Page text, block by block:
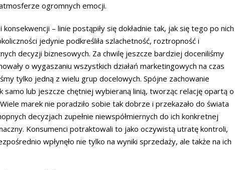
ogromnych emocji.
– linie postąpiły się dokładnie tak, jak się tego po nich
jedynie podkreśliła szlachetność, roztropność i
decyzji biznesowych. Za chwilę jeszcze bardziej doceniliśmy
o wygaszaniu wszystkich działań marketingowych na czas
tylko jedną z wielu grup docelowych. Spójne zachowanie
samo lub jeszcze chętniej wybieraną linią, tworząc relację opartą o
marek nie poradziło sobie tak dobrze i przekazało do świata
decyzjach zupełnie niewspółmiernych do ich konkretnej
Konsumenci potraktowali to jako oczywistą utratę kontroli,
wpłynęło nie tylko na wyniki sprzedaży, ale także na ich